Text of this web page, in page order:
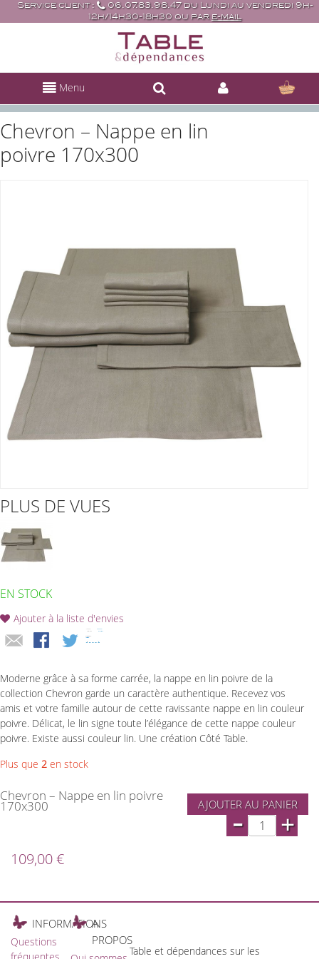
Service client :
06.07.83.98.47 du Lundi au vendredi 9h-
12h/14h30-18h30 ou par e-mail
Menu
Chevron – Nappe en lin
poivre 170x300
PLUS DE VUES
EN STOCK
Ajouter à la liste d'envies
Moderne grâce à sa forme carrée, la nappe en lin poivre de la
collection Chevron garde un caractère authentique. Recevez vos
amis et votre famille autour de cette ravissante nappe en lin couleur
poivre. Délicat, le lin signe toute l’élégance de cette nappe couleur
poivre. Existe aussi couleur lin. Une création Côté Table.
Plus que 2 en stock
Chevron – Nappe en lin poivre
170x300 AJOUTER AU PANIER
- +
109,00 €
INFORMATIONS
Questions
A
PROPOS
Table et dépendances sur les